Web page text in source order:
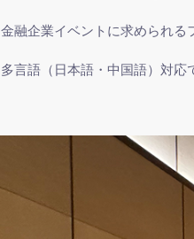
金融企業イベントに求められる
多言語（日本語・中国語）対応